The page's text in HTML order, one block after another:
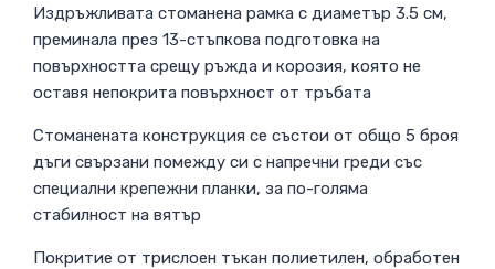
Издръжливата стоманена рамка с диаметър 3.5 см,
преминала през 13-стъпкова подготовка на
повърхността срещу ръжда и корозия, която не
оставя непокрита повърхност от тръбата
Стоманената конструкция се състои от общо 5 броя
дъги свързани помежду си с напречни греди със
специални крепежни планки, за по-голяма
стабилност на вятър
Покритие от трислоен тъкан полиетилен, обработен